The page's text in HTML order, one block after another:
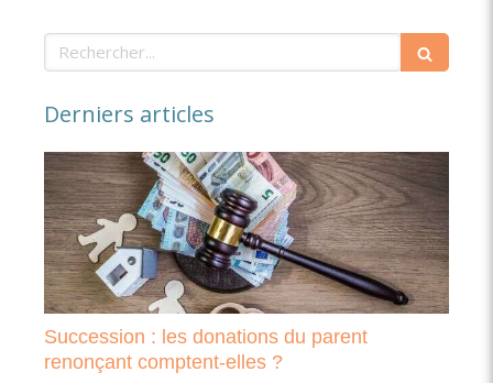
Rechercher
Derniers articles
Succession : les donations du parent
renonçant comptent-elles ?